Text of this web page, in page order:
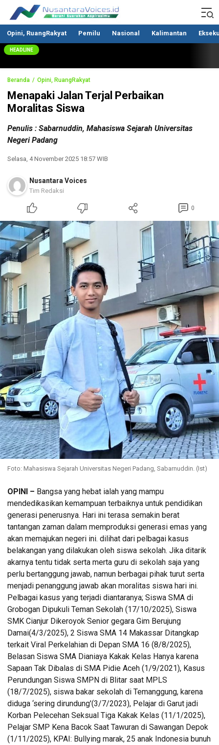
Nusantaravoices.id
Berani Suarakan Aspirasimu
Opini, RuangRakyat Pemilu Nasional Kalimantan
HEADLINE
Beranda Opini, RuangRakyat
Menapaki Jalan Terjal Perbaikan
Moralitas Siswa
Penulis : Sabarnuddin, Mahasiswa Sejarah Universitas
Negeri Padang
Selasa, 4 November 2025 18:57 WIB
Nusantara Voices
Tim Redaksi
0
Foto: Mahasiswa Sejarah Universitas Negeri Padang, Sabarnuddin. (Ist)
OPINI – Bangsa yang hebat ialah yang mampu
mendedikasikan kemampuan terbaiknya untuk pendidikan
generasi penerusnya. Hari ini terasa semakin berat
tantangan zaman dalam memproduksi generasi emas yang
akan memajukan negeri ini. dilihat dari pelbagai kasus
belakangan yang dilakukan oleh siswa sekolah. Jika ditarik
akarnya tentu tidak serta merta guru di sekolah saja yang
perlu bertanggung jawab, namun berbagai pihak turut serta
menjadi penanggung jawab akan moralitas siswa hari ini.
Pelbagai kasus yang terjadi diantaranya; Siswa SMA di
Grobogan Dipukuli Teman Sekolah (17/10/2025), Siswa
SMK Cianjur Dikeroyok Senior gegara Gim Berujung
Damai(4/3/2025), 2 Siswa SMA 14 Makassar Ditangkap
terkait Viral Perkelahian di Depan SMA 16 (8/8/2025),
Belasan Siswa SMA Dianiaya Kakak Kelas Hanya karena
Sapaan Tak Dibalas di SMA Pidie Aceh (1/9/2021), Kasus
Perundungan Siswa SMPN di Blitar saat MPLS
(18/7/2025), siswa bakar sekolah di Temanggung, karena
diduga ‘sering dirundung'(3/7/2023), Pelajar di Garut jadi
Korban Pelecehan Seksual Tiga Kakak Kelas (11/1/2025),
Pelajar SMP Kena Bacok Saat Tawuran di Sawangan Depok
(1/11/2025), KPAI: Bullying marak, 25 anak Indonesia bunuh